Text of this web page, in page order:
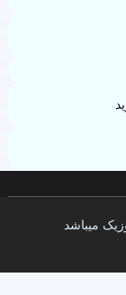
میباشد